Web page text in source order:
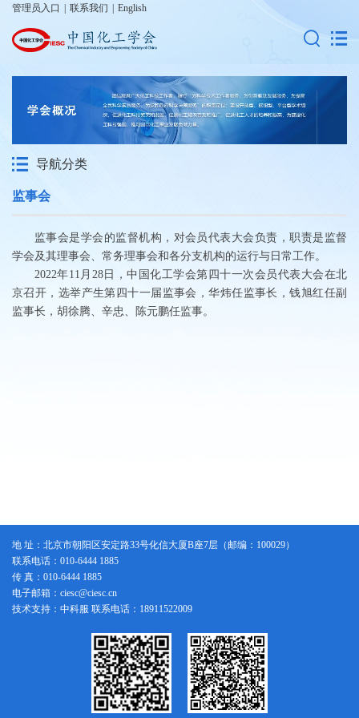
管理员入口 联系我们 English
导航分类
监事会
监事会是学会的监督机构，对会员代表大会负责，职责是监督
学会及其理事会、常务理事会和各分支机构的运行与日常工作。
2022年11月28日，中国化工学会第四十一次会员代表大会在北
京召开，选举产生第四十一届监事会，华炜任监事长，钱旭红任副
监事长，胡徐腾、辛忠、陈元鹏任监事。
地 址：北京市朝阳区安定路33号化信大厦B座7层（邮编：100029）
联系电话：010-6444 1885
传 真：010-6444 1885
电子邮箱：ciesc@ciesc.cn
技术支持：中科服 联系电话：18911522009